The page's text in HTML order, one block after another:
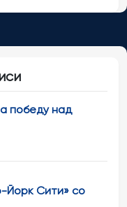
победу над
Йорк Сити» со